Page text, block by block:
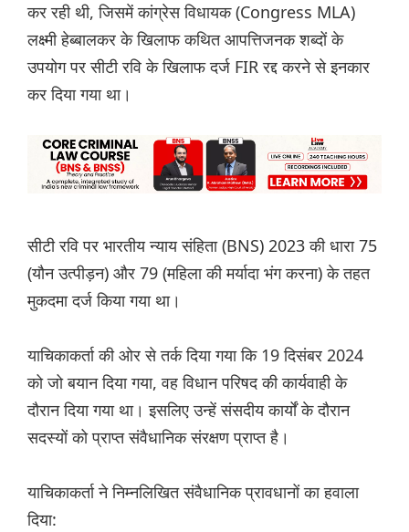
कर रही थी, जिसमें कांग्रेस विधायक (Congress MLA)
लक्ष्मी हेब्बालकर के खिलाफ कथित आपत्तिजनक शब्दों के
उपयोग पर सीटी रवि के खिलाफ दर्ज FIR रद्द करने से इनकार
कर दिया गया था।
सीटी रवि पर भारतीय न्याय संहिता (BNS) 2023 की धारा 75
(यौन उत्पीड़न) और 79 (महिला की मर्यादा भंग करना) के तहत
मुकदमा दर्ज किया गया था।
याचिकाकर्ता की ओर से तर्क दिया गया कि 19 दिसंबर 2024
को जो बयान दिया गया, वह विधान परिषद की कार्यवाही के
दौरान दिया गया था। इसलिए उन्हें संसदीय कार्यों के दौरान
सदस्यों को प्राप्त संवैधानिक संरक्षण प्राप्त है।
याचिकाकर्ता ने निम्नलिखित संवैधानिक प्रावधानों का हवाला
दिया: